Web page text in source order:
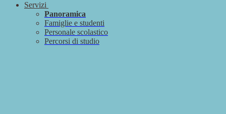
Servizi
Panoramica
Famiglie e studenti
Personale scolastico
Percorsi di studio